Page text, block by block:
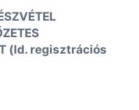
(ld. regisztrációs